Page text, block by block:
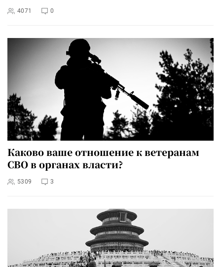
4071 0
Каково ваше отношение к ветеранам
СВО в органах власти?
5309 3